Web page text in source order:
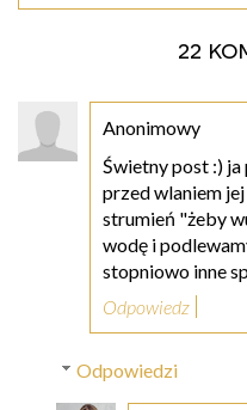
22
Anonimowy
Świetny post :) ja
przed wlaniem
strumień "żeby
wodę i
stopniowo inne
Odpowiedz
Odpowiedzi